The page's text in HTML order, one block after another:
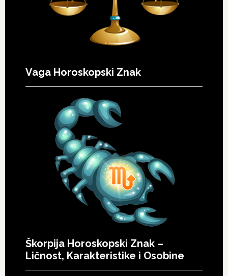
Vaga Horoskopski Znak
Škorpija Horoskopski Znak –
Ličnost, Karakteristike i Osobine